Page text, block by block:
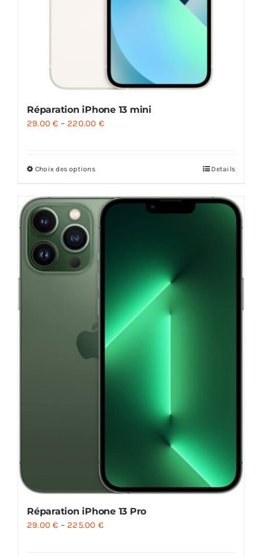
Réparation iPhone 13 mini
29.00€ – 220.00 €
Choix des options Details
Réparation iPhone 13 Pro
29.00€ – 225.00 €